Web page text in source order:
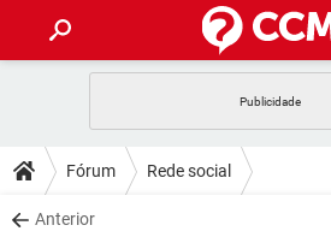
CELULAR
OUTLOOK
DICAS
JOGOS
DOWNLOADS
Fórum Rede social
Anterior